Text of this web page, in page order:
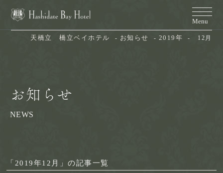
天橋立　橋立ベイホテル お知らせ 2019年 12月
お知らせ
NEWS
「2019年12月」の記事一覧